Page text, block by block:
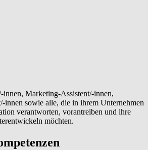
innen, Marketing-Assistent/-innen,
innen sowie alle, die in ihrem Unternehmen
verantworten, vorantreiben und ihre
möchten.